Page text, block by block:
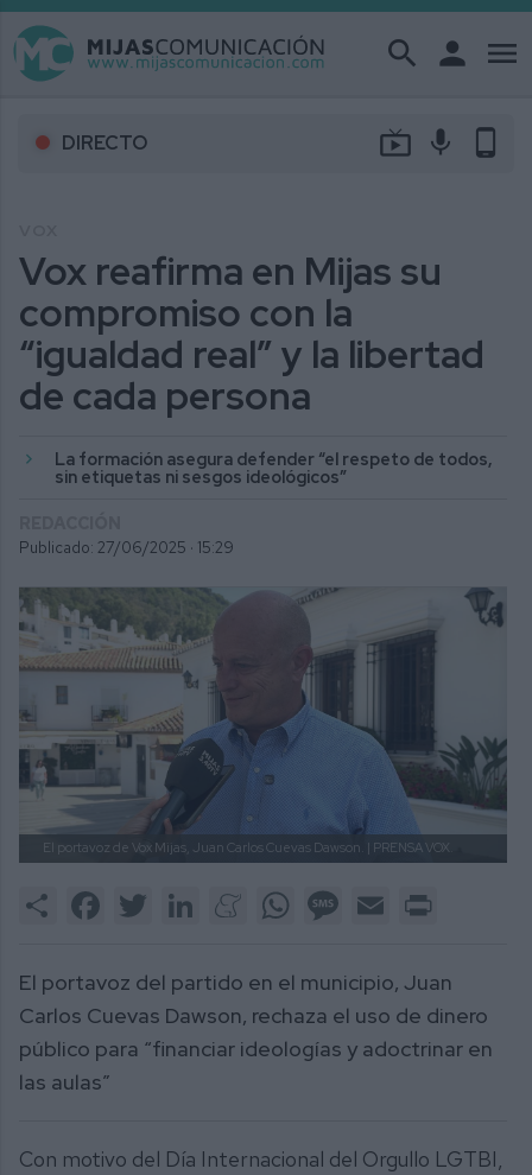
search person menu
DIRECTO live_tv mic phone_android
Vox reafirma en Mijas su
compromiso con la
“igualdad real” y la libertad
de cada persona
La formación asegura defender “el respeto de todos,
sin etiquetas ni sesgos ideológicos”
Publicado: 27/06/2025 · 15:29
El portavoz de Vox Mijas, Juan Carlos Cuevas Dawson. | PRENSA VOX.
Share FacebookTwitter LinkedInMeneameWhatsAppMessage
Email
El portavoz del partido en el municipio, Juan
Carlos Cuevas Dawson, rechaza el uso de dinero
público para “financiar ideologías y adoctrinar en
las aulas”
Con motivo del Día Internacional del Orgullo LGTBI,